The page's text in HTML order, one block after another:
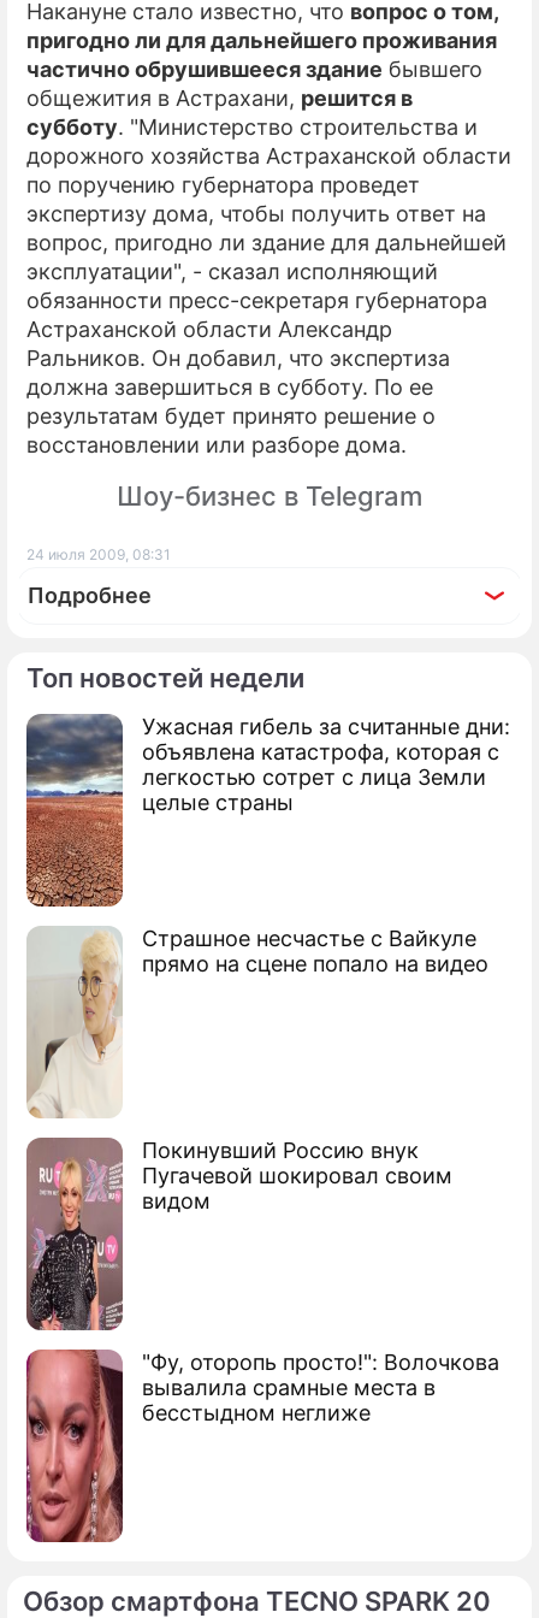
Топ новостей недели
Ужасная гибель за считанные дни:
объявлена катастрофа, которая с
легкостью сотрет с лица Земли
целые страны
Страшное несчастье с Вайкуле
прямо на сцене попало на видео
Покинувший Россию внук
Пугачевой шокировал своим
видом
"Фу, оторопь просто!": Волочкова
вывалила срамные места в
бесстыдном неглиже
Накануне стало известно, что вопрос о том,
пригодно ли для дальнейшего проживания
частично обрушившееся здание бывшего
общежития в Астрахани, решится в
субботу. "Министерство строительства и
дорожного хозяйства Астраханской области
по поручению губернатора проведет
экспертизу дома, чтобы получить ответ на
вопрос, пригодно ли здание для дальнейшей
эксплуатации", - сказал исполняющий
обязанности пресс-секретаря губернатора
Астраханской области Александр
Ральников. Он добавил, что экспертиза
должна завершиться в субботу. По ее
результатам будет принято решение о
восстановлении или разборе дома.
Шоу-бизнес в Telegram
24 июля 2009, 08:31
Подробнее
По теме
Продолжение: Около
Норильска затонул пароход
Под завалами дома ищут женщин и
детей
Под завалами в Астрахани нашли
погибших
Очевидцы рассказали о трагедии в
Сюжеты
Катастрофа
Обзор смартфона TECNO SPARK 20